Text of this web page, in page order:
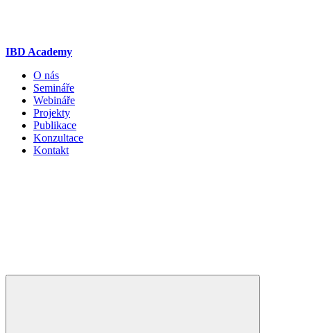
IBD Academy
O nás
Semináře
Webináře
Projekty
Publikace
Konzultace
Kontakt